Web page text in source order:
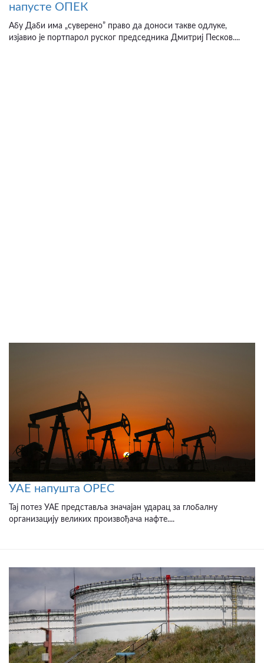
напусте ОПЕК
Абу Даби има „суверено” право да доноси такве одлуке,
изјавио је портпарол руског председника Дмитриј Песков....
УАЕ напушта OPEC
Тај потез УАЕ представља значајан ударац за глобалну
организацију великих произвођача нафте....